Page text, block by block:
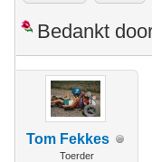
Bedankt
Tom Fekkes
Toerder